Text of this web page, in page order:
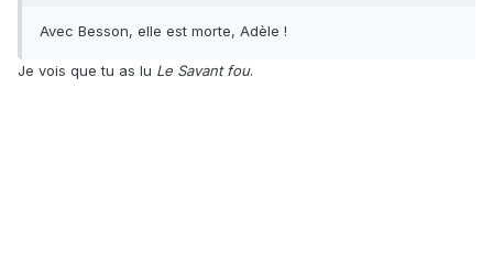
Avec Besson, elle est morte, Adèle !
Je vois que tu as lu Le Savant fou.